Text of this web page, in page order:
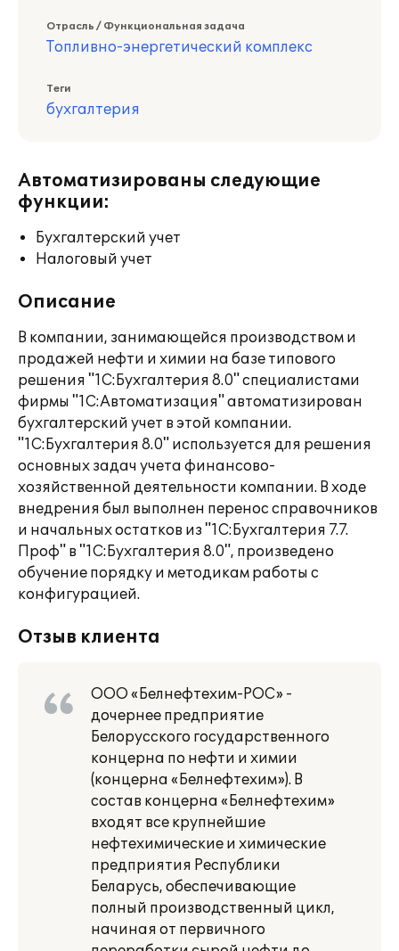
Отрасль / Функциональная задача
Топливно-энергетический комплекс
Теги
бухгалтерия
Автоматизированы следующие
функции:
Бухгалтерский учет
Налоговый учет
Описание
В компании, занимающейся производством и
продажей нефти и химии на базе типового
решения "1С:Бухгалтерия 8.0" специалистами
фирмы "1С:Автоматизация" автоматизирован
бухгалтерский учет в этой компании.
"1С:Бухгалтерия 8.0" используется для решения
основных задач учета финансово-
хозяйственной деятельности компании. В ходе
внедрения был выполнен перенос справочников
и начальных остатков из "1С:Бухгалтерия 7.7.
Проф" в "1C:Бухгалтерия 8.0", произведено
обучение порядку и методикам работы с
конфигурацией.
Отзыв клиента
ООО «Белнефтехим-РОС» -
дочернее предприятие
Белорусского государственного
концерна по нефти и химии
(концерна «Белнефтехим»). В
состав концерна «Белнефтехим»
входят все крупнейшие
нефтехимические и химические
предприятия Республики
Беларусь, обеспечивающие
полный производственный цикл,
начиная от первичного